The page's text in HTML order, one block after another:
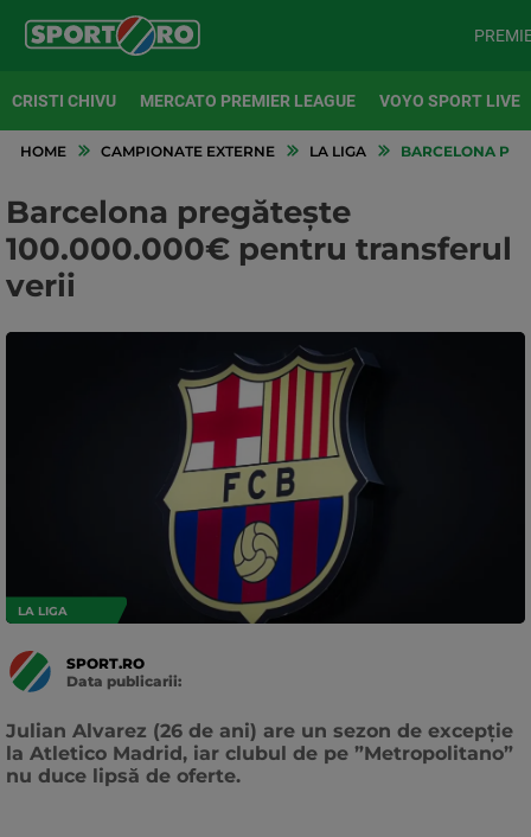
CRISTI CHIVU MERCATO PREMIER LEAGUE VOYO SPORT LIVE
HOME CAMPIONATE EXTERNE LA LIGA BARCELONA
Barcelona pregătește
100.000.000€ pentru transferul
verii
LA LIGA
SPORT.RO
Data publicarii:
Julian Alvarez (26 de ani) are un sezon de excepție
la Atletico Madrid, iar clubul de pe ”Metropolitano”
nu duce lipsă de oferte.